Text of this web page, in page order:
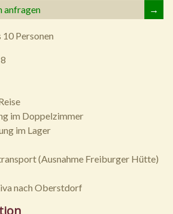
anfragen →
10 Personen
8
im Doppelzimmer
im Lager
(Ausnahme Freiburger Hütte)
nach Oberstdorf